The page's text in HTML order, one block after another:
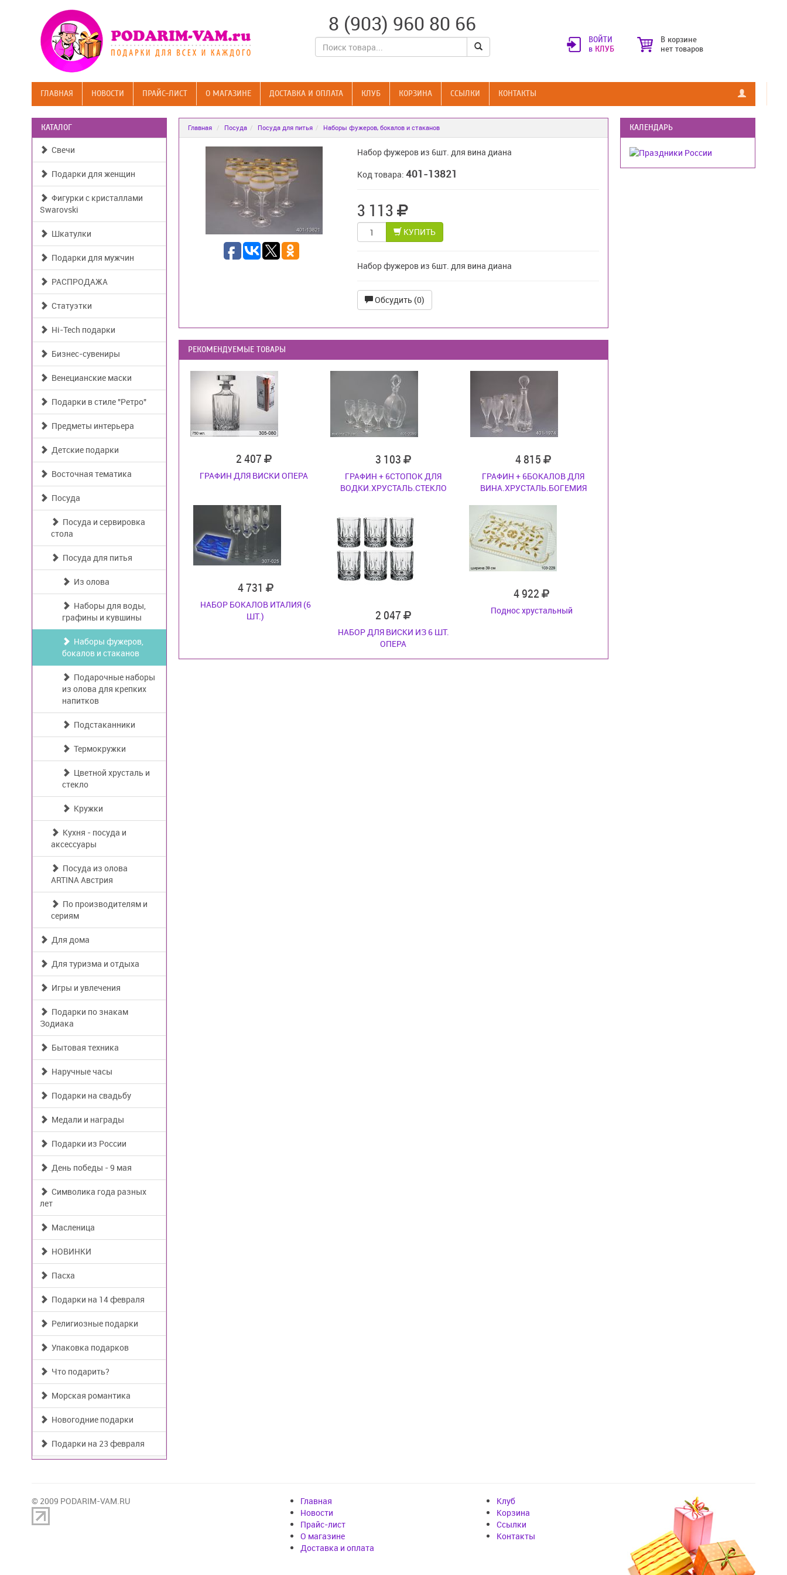
8 (903) 960 80 66
ВОЙТИ
в КЛУБ
В корзине
нет товаров
ГЛАВНАЯ НОВОСТИ ПРАЙС-ЛИСТ О МАГАЗИНЕ ДОСТАВКА И ОПЛАТА КЛУБ КОРЗИНА CСЫЛКИ КОНТАКТЫ
КАТАЛОГ
Свечи
Подарки для женщин
Фигурки с кристаллами
Swarovski
Шкатулки
Подарки для мужчин
РАСПРОДАЖА
Статуэтки
Hi-Tech подарки
Бизнес-сувениры
Венецианские маски
Подарки в стиле "Ретро"
Предметы интерьера
Детские подарки
Восточная тематика
Посуда
Посуда и сервировка
стола
Посуда для питья
Из олова
Наборы для воды,
графины и кувшины
Наборы фужеров,
бокалов и стаканов
Подарочные наборы
из олова для крепких
напитков
Подстаканники
Термокружки
Цветной хрусталь и
стекло
Кружки
Кухня - посуда и
аксессуары
Посуда из олова
ARTINA Австрия
По производителям и
сериям
Для дома
Для туризма и отдыха
Игры и увлечения
Подарки по знакам
Зодиака
Бытовая техника
Наручные часы
Подарки на свадьбу
Медали и награды
Подарки из России
День победы - 9 мая
Символика года разных
лет
Масленица
НОВИНКИ
Пасха
Подарки на 14 февраля
Религиозные подарки
Упаковка подарков
Что подарить?
Морская романтика
Новогодние подарки
Подарки на 23 февраля
Главная Посуда Посуда для питья Наборы фужеров, бокалов и стаканов
Набор фужеров из 6шт. для вина диана
Код товара: 401-13821
3 113
КУПИТЬ
Набор фужеров из 6шт. для вина диана
Обсудить (0)
РЕКОМЕНДУЕМЫЕ ТОВАРЫ
2 407
ГРАФИН ДЛЯ ВИСКИ ОПЕРА
3 103
ГРАФИН + 6СТОПОК ДЛЯ
ВОДКИ.ХРУСТАЛЬ.СТЕКЛО
4 815
ГРАФИН + 6БОКАЛОВ ДЛЯ
ВИНА.ХРУСТАЛЬ.БОГЕМИЯ
4 731
НАБОР БОКАЛОВ ИТАЛИЯ (6
ШТ.)
2 047
НАБОР ДЛЯ ВИСКИ ИЗ 6 ШТ.
ОПЕРА
4 922
Поднос хрустальный
КАЛЕНДАРЬ
© 2009 PODARIM-VAM.RU
Главная
Новости
Прайс-лист
О магазине
Доставка и оплата
Клуб
Корзина
Cсылки
Контакты